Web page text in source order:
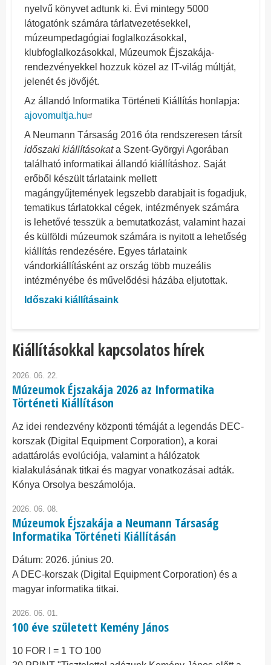
nyelvű könyvet adtunk ki. Évi mintegy 5000
látogatónk számára tárlatvezetésekkel,
múzeumpedagógiai foglalkozásokkal,
klubfoglalkozásokkal, Múzeumok Éjszakája-
rendezvényekkel hozzuk közel az IT-világ múltját,
jelenét és jövőjét.
Az állandó Informatika Történeti Kiállítás honlapja:
ajovomultja.hu
A Neumann Társaság 2016 óta rendszeresen társít
időszaki kiállításokata Szent-Györgyi Agorában
található informatikai állandó kiállításhoz. Saját
erőből készült tárlataink mellett
magángyűjtemények legszebb darabjait is fogadjuk,
tematikus tárlatokkal cégek, intézmények számára
is lehetővé tesszük a bemutatkozást, valamint hazai
és külföldi múzeumok számára is nyitott a lehetőség
kiállítás rendezésére. Egyes tárlataink
vándorkiállításként az ország több muzeális
intézményébe és művelődési házába eljutottak.
Időszaki kiállításaink
Kiállításokkal kapcsolatos hírek
2026. 06. 22.
Múzeumok Éjszakája 2026 az Informatika
Történeti Kiállításon
Az idei rendezvény központi témáját a legendás DEC-
korszak (Digital Equipment Corporation), a korai
adattárolás evolúciója, valamint a hálózatok
kialakulásának titkai és magyar vonatkozásai adták.
Kónya Orsolya beszámolója.
2026. 06. 08.
Múzeumok Éjszakája a Neumann Társaság
Informatika Történeti Kiállításán
Dátum: 2026. június 20.
A DEC-korszak (Digital Equipment Corporation) és a
magyar informatika titkai.
2026. 06. 01.
100 éve született Kemény János
10 FOR I = 1 TO 100